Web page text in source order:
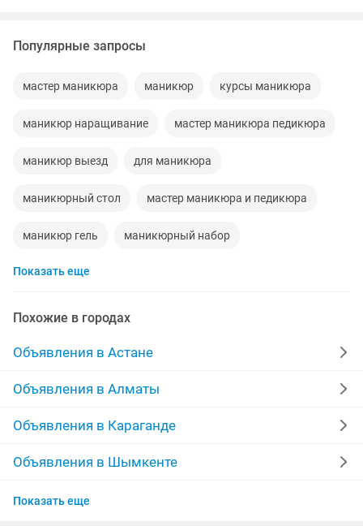
Популярные запросы
мастер маникюра маникюр курсы маникюра
маникюр наращивание мастер маникюра педикюра
маникюр выезд для маникюра
маникюрный стол мастер маникюра и педикюра
маникюр гель маникюрный набор
аппарат для маникюра
маникюр гель покрытие
маникюрный лампа для маникюра
маникюр на выезд масер маникюру
Показать еще
Похожие в городах
Объявления в Астане
Объявления в Алматы
Объявления в Караганде
Объявления в Шымкенте
Объявления в Усть-Каменогорске
Показать еще